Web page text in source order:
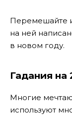
Перемешайте
на ней
в новом году.
Гадания на
Многие
используют